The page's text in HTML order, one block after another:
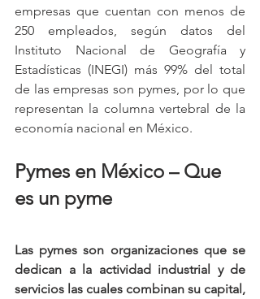
empresas que cuentan con menos de
250 empleados, según datos del
Instituto Nacional de Geografía y
Estadísticas (INEGI) más 99% del total
de las empresas son pymes, por lo que
representan la columna vertebral de la
economía nacional en México.
Pymes en México – Que
es un pyme
Las pymes son organizaciones que se
dedican a la actividad industrial y de
servicios las cuales combinan su capital,